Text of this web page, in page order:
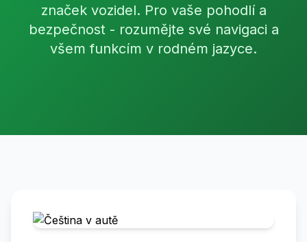
značek vozidel. Pro vaše pohodlí a
bezpečnost - rozumějte své navigaci a
všem funkcím v rodném jazyce.